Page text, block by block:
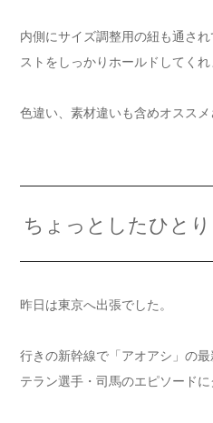
内側にサイズ調整用の紐も通さ
ストをしっかりホールドしてくれ
色違い、素材違いも含めオススメ
ちょっとしたひとり
昨日は東京へ出張でした。
行きの新幹線で「アオアシ」の
テラン選手・司馬のエピソードに